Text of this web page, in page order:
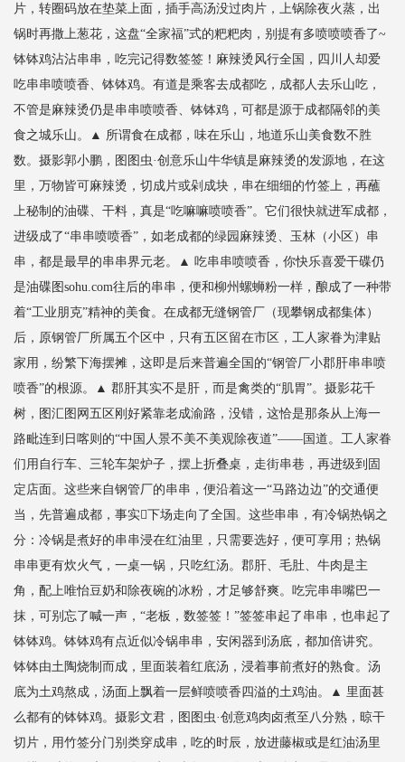
片，转圈码放在垫菜上面，插手高汤没过肉片，上锅除夜火蒸，出
锅时再撒上葱花，这盘“全家福”式的粑粑肉，别提有多喷喷喷香了~
钵钵鸡沾沾串串，吃完记得数签签！麻辣烫风行全国，四川人却爱
吃串串喷喷香、钵钵鸡。有道是乘客去成都吃，成都人去乐山吃，
不管是麻辣烫仍是串串喷喷香、钵钵鸡，可都是源于成都隔邻的美
食之城乐山。▲ 所谓食在成都，味在乐山，地道乐山美食数不胜
数。摄影郭小鹏，图图虫·创意乐山牛华镇是麻辣烫的发源地，在这
里，万物皆可麻辣烫，切成片或剁成块，串在细细的竹签上，再蘸
上秘制的油碟、干料，真是“吃嘛嘛喷喷香”。它们很快就进军成都，
进级成了“串串喷喷香”，如老成都的绿园麻辣烫、玉林（小区）串
串，都是最早的串串界元老。▲ 吃串串喷喷香，你快乐喜爱干碟仍
是油碟图sohu.com往后的串串，便和柳州螺蛳粉一样，酿成了一种带
着“工业朋克”精神的美食。在成都无缝钢管厂（现攀钢成都集体）
后，原钢管厂所属五个区中，只有五区留在市区，工人家眷为津贴
家用，纷繁下海摆摊，这即是后来普遍全国的“钢管厂小郡肝串串喷
喷香”的根源。▲ 郡肝其实不是肝，而是禽类的“肌胃”。摄影花千
树，图汇图网五区刚好紧靠老成渝路，没错，这恰是那条从上海一
路毗连到日喀则的“中国人景不美不美观除夜道”——国道。工人家眷
们用自行车、三轮车架炉子，摆上折叠桌，走街串巷，再进级到固
定店面。这些来自钢管厂的串串，便沿着这一“马路边边”的交通便
当，先普遍成都，事实下场走向了全国。这些串串，有冷锅热锅之
分：冷锅是煮好的串串浸在红油里，只需要选好，便可享用；热锅
串串更有炊火气，一桌一锅，只吃红汤。郡肝、毛肚、牛肉是主
角，配上唯怡豆奶和除夜碗的冰粉，才足够舒爽。吃完串串嘴巴一
抹，可别忘了喊一声，“老板，数签签！”签签串起了串串，也串起了
钵钵鸡。钵钵鸡有点近似冷锅串串，安闲器到汤底，都加倍讲究。
钵钵由土陶烧制而成，里面装着红底汤，浸着事前煮好的熟食。汤
底为土鸡熬成，汤面上飘着一层鲜喷喷香四溢的土鸡油。▲ 里面甚
么都有的钵钵鸡。摄影文君，图图虫·创意鸡肉卤煮至八分熟，晾干
切片，用竹签分门别类穿成串，吃的时辰，放进藤椒或是红油汤里